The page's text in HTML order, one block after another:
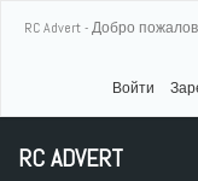
RC Advert - Добро
Войти
RC ADVERT